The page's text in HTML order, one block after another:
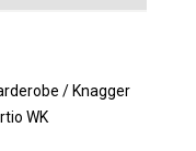
/ Knagger
WK